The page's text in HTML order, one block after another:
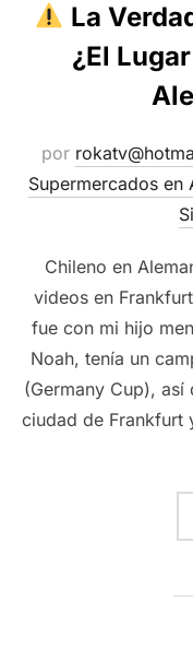
La
¿El
por
Supermercados en
Chileno en
videos en
fue con mi hijo
Noah, tenía un
(Germany Cup),
ciudad de Frankfurt